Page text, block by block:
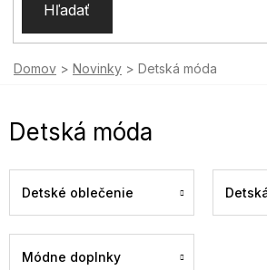
Hľadať
Domov Novinky Detská móda
Detská móda
Detské oblečenie
Módne doplnky